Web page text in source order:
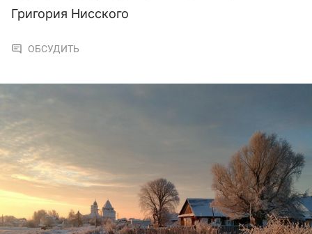
Григория Нисского
ОБСУДИТЬ